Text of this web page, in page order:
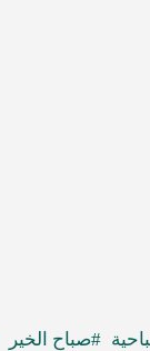
#صباح الخير